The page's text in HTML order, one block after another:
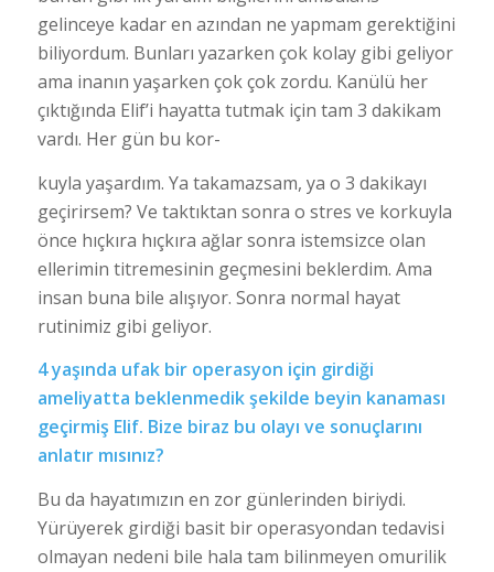
gelinceye kadar en azından ne yapmam gerektiğini
biliyordum. Bunları yazarken çok kolay gibi geliyor
ama inanın yaşarken çok çok zordu. Kanülü her
çıktığında Elif’i hayatta tutmak için tam 3 dakikam
vardı. Her gün bu kor-
kuyla yaşardım. Ya takamazsam, ya o 3 dakikayı
geçirirsem? Ve taktıktan sonra o stres ve korkuyla
önce hıçkıra hıçkıra ağlar sonra istemsizce olan
ellerimin titremesinin geçmesini beklerdim. Ama
insan buna bile alışıyor. Sonra normal hayat
rutinimiz gibi geliyor.
4 yaşında ufak bir operasyon için girdiği
ameliyatta beklenmedik şekilde beyin kanaması
geçirmiş Elif. Bize biraz bu olayı ve sonuçlarını
anlatır mısınız?
Bu da hayatımızın en zor günlerinden biriydi.
Yürüyerek girdiği basit bir operasyondan tedavisi
olmayan nedeni bile hala tam bilinmeyen omurilik